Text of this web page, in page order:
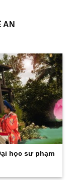
AN
học sư phạm